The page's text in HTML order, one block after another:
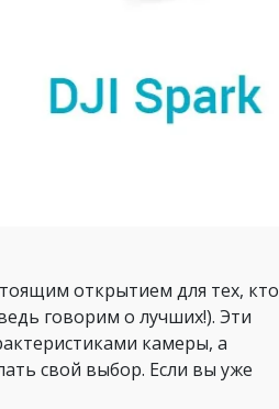
открытием для тех, кто
говорим о лучших!). Эти
камеры, а
свой выбор. Если вы уже